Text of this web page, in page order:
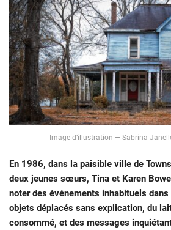
Image d’illustration — Sabrina
En 1986, dans la paisible ville de
deux jeunes sœurs, Tina et Karen
noter des événements inhabituels
objets déplacés sans explication, du
consommé, et des messages